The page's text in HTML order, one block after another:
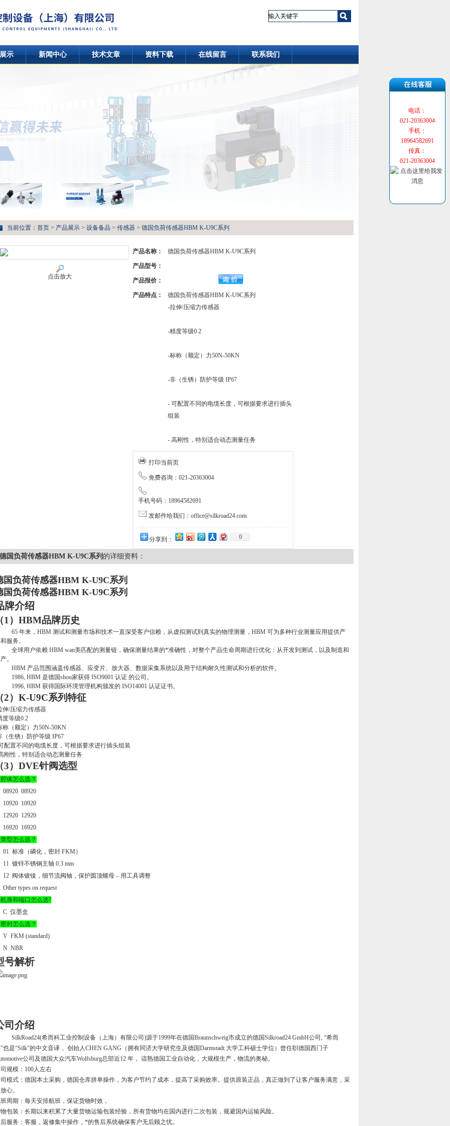
示 新闻中心 技术文章 资料下载 在线留言 联系我们
当前位置： 首页 > 产品展示 > 设备备品 > 传感器 > 德国负荷传感器HBM K-U9C系列
点击放大
产品名称： 德国负荷传感器HBM K-U9C系列
产品型号：
产品报价：
产品特点：
德国负荷传感器HBM K-U9C系列
-拉伸/压缩力传感器
-精度等级0.2
-标称（额定）力50N-50KN
-非（生锈）防护等级 IP67
- 可配置不同的电缆长度，可根据要求进行插头
组装
- 高刚性，特别适合动态测量任务
打印当前页
免费咨询：021-20363004
手机号码：18964582691
发邮件给我们：office@silkroad24.com
分享到： 0
德国负荷传感器HBM K-U9C系列 的详细资料：
国负荷传感器HBM K-U9C系列
国负荷传感器HBM K-U9C系列
牌介绍
（1 ） HBM品牌历史
65 年来， HBM 测试和测量市场和技术一直深受客户信赖，从虚拟测试到真实的物理测量， HBM 可为多种行业测量应用提供产
服务。
全球用户依赖 HBM wan美匹配的测量链，确保测量结果的*准确性，对整个产品生命周期进行优化：从开发到测试，以及制造和
。
HBM 产品范围涵盖传感器、应变片、放大器、数据采集系统以及用于结构耐久性测试和分析的软件。
1986, HBM 是德国shou家获得 ISO9001 认证 的公司。
1996, HBM 获得国际环境管理机构颁发的 ISO14001 认证证书。
（2） K-U9C系列特征
伸/压缩力传感器
度等级0.2
称（额定）力50N-50KN
（生锈）防护等级 IP67
配置不同的电缆长度，可根据要求进行插头组装
刚性，特别适合动态测量任务
（3） DVE针阀选型
腔体怎么选？
08920 08920
10920 10920
12920 12920
16920 16920
类型怎么选？
01 标准（磷化，密封 FKM ）
11 镀锌不锈钢主轴 0.3 mm
12 阀体镀镍，细节流阀轴，保护圆顶螺母 – 用工具调整
Other types on request
机身和端口怎么选?
C 仅墨盒
密封怎么选？
V FKM (standard)
N NBR
号解析
司介绍
SilkRoad24(希而科工业控制设备（上海）有限公司)源于1999年在德国Braunschweig市成立的德国Silkroad24 GmbH公司, “希而
也是“Silk"的中文音译， 创始人CHEN GANG（拥有同济大学研究生及德国Darmstadt 大学工科硕士学位）曾任职德国西门子
公司及德国大众汽车Wolfsburg总部近12 年， 谙熟德国工业自动化，大规模生产，物流的奥秘。
规模：100人左右
模式：德国本土采购，德国仓库拼单操作，为客户节约了成本，提高了采购效率。提供原装正品，真正做到了让客户服务满意，采
心。
周期：每天安排航班，保证货物时效，
包装：长期以来积累了大量货物运输包装经验，所有货物均在国内进行二次包装，规避国内运输风险。
服务：客服，返修集中操作，*的售后系统确保客户无后顾之忧。
电话：
021-20363004
手机：
18964582691
传真：
021-20363004